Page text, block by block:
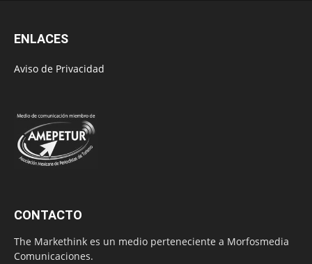
ENLACES
Aviso de Privacidad
CONTACTO
The Markethink es un medio perteneciente a Morfosmedia
Comunicaciones.